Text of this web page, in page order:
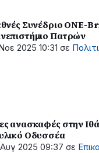
Συνέδριο ONE-
Πατρών
2025 10:31 σε
ανασκαφές στην
Οδυσσέα
2025 09:37 σε